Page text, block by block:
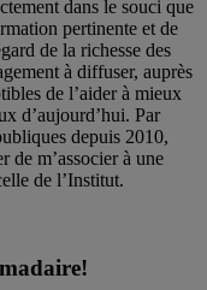
dans le souci que
pertinente et de
de la richesse des
à diffuser, auprès
de l’aider à mieux
d’aujourd’hui. Par
depuis 2010,
de m’associer à une
de l’Institut.